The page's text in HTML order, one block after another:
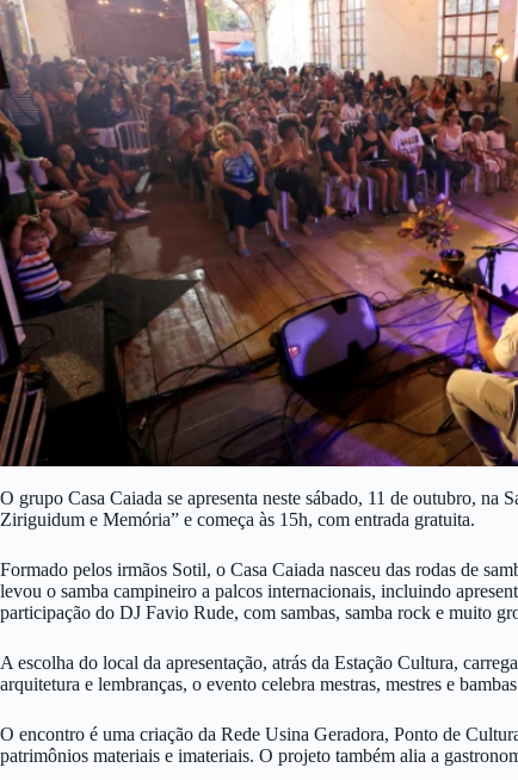
O grupo Casa Caiada se apresenta neste sábado, 11 de outubro,
Ziriguidum e Memória” e começa às 15h, com entrada gratuita.
Formado pelos irmãos Sotil, o Casa Caiada nasceu das rodas de
levou o samba campineiro a palcos internacionais, incluindo
participação do DJ Favio Rude, com sambas, samba rock e muito
A escolha do local da apresentação, atrás da Estação Cultura,
arquitetura e lembranças, o evento celebra mestras, mestres e
O encontro é uma criação da Rede Usina Geradora, Ponto de
patrimônios materiais e imateriais. O projeto também alia a